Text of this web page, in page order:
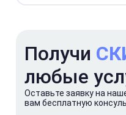
Получи
любые
Оставьте заявку на
вам бесплатную